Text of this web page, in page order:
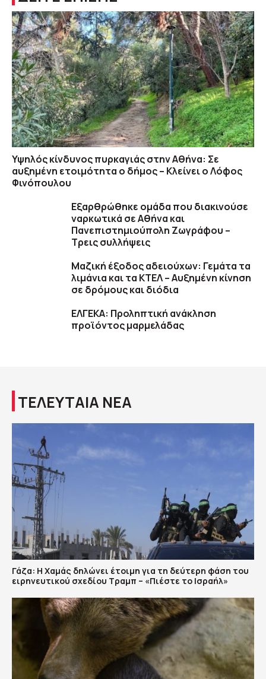
Υψηλός κίνδυνος πυρκαγιάς στην Αθήνα: Σε
αυξημένη ετοιμότητα ο δήμος – Κλείνει ο Λόφος
Φινόπουλου
Εξαρθρώθηκε ομάδα που διακινούσε
ναρκωτικά σε Αθήνα και
Πανεπιστημιούπολη Ζωγράφου –
Τρεις συλλήψεις
Μαζική έξοδος αδειούχων: Γεμάτα τα
λιμάνια και τα ΚΤΕΛ – Αυξημένη κίνηση
σε δρόμους και διόδια
ΕΛΓΕΚΑ: Προληπτική ανάκληση
προϊόντος μαρμελάδας
ΤΕΛΕΥΤΑΙΑ ΝΕΑ
Γάζα: Η Χαμάς δηλώνει έτοιμη για τη δεύτερη φάση του
ειρηνευτικού σχεδίου Τραμπ – «Πιέστε το Ισραήλ»